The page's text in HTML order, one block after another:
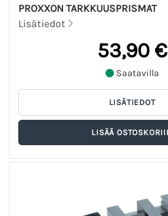
PROXXON TARKKUUSPRISMAT
Lisätiedot
53,90 €
Saatavilla